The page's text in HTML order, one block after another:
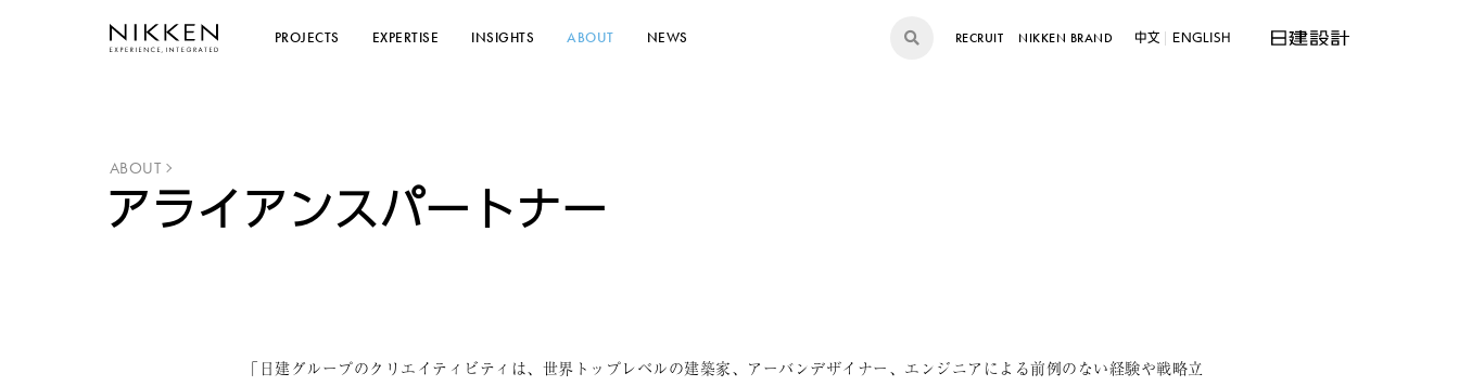
PROJECTS EXPERTISE INSIGHTS ABOUT NEWS RECRUIT NIKKEN BRAND 中文 ENGLISH
ABOUT
アライアンスパートナー
「日建グループのクリエイティビティは、世界トップレベルの建築家、アーバンデザイナー、エンジニアによる前例のない経験や戦略立